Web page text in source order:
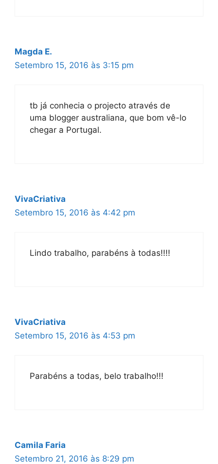
Magda E.
Setembro 15, 2016 às 3:15 pm
tb já conhecia o projecto através de
uma blogger australiana, que bom vê-lo
chegar a Portugal.
VivaCriativa
Setembro 15, 2016 às 4:42 pm
Lindo trabalho, parabéns à todas!!!!
VivaCriativa
Setembro 15, 2016 às 4:53 pm
Parabéns a todas, belo trabalho!!!
Camila Faria
Setembro 21, 2016 às 8:29 pm